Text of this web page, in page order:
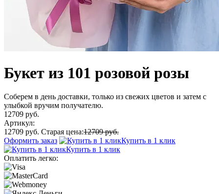
Букет из 101 розовой розы
Соберем в день доставки, только из свежих цветов и затем с
улыбкой вручим получателю.
12709 руб.
Артикул:
12709 руб. Старая цена:12709 руб.
Оформить заказ
Купить в 1 клик
Купить в 1 клик
Оплатить легко: